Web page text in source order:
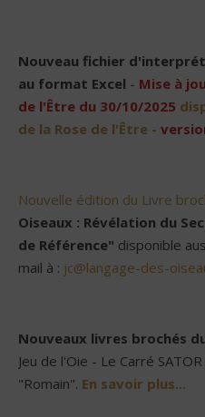
Nouveau fichier
au format Excel - Mise à
de l'Être du 30/10/2025
de la Rose de l'Être -
Nouvelle édition du Livre
Oiseaux : Révélation du
de Référence" disponible
mail à : jc@langage-des-
Nouveaux livres brochés
Jeu de l'Oie - Le Carré
"Romain". En savoir plus...